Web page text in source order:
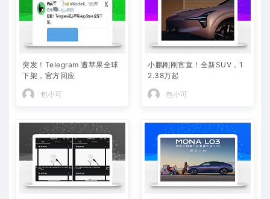
突发！Telegram 遭苹果全球
下架，官方回应
包小可
小鹏刚刚官宣！全新SUV，1
2.38万起
包小可